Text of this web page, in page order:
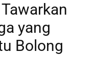
yang
Bolong